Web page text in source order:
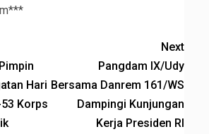
Hari
Korps
Next
Pangdam IX/Udy
Bersama Danrem 161/WS
Dampingi Kunjungan
Kerja Presiden RI